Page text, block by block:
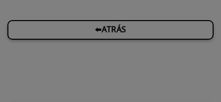
⬅️ATRÁS